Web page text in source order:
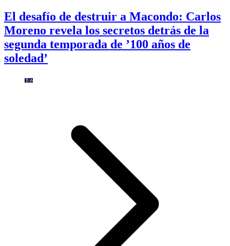
El desafío de destruir a Macondo: Carlos
Moreno revela los secretos detrás de la
segunda temporada de ’100 años de
soledad’